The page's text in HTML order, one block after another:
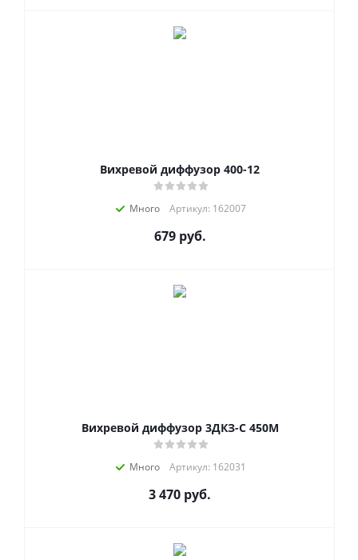
Вихревой диффузор 400-12
Много Артикул: 162007
679руб.
Вихревой диффузор 3ДКЗ-С 450М
Много Артикул: 162031
3 470 руб.